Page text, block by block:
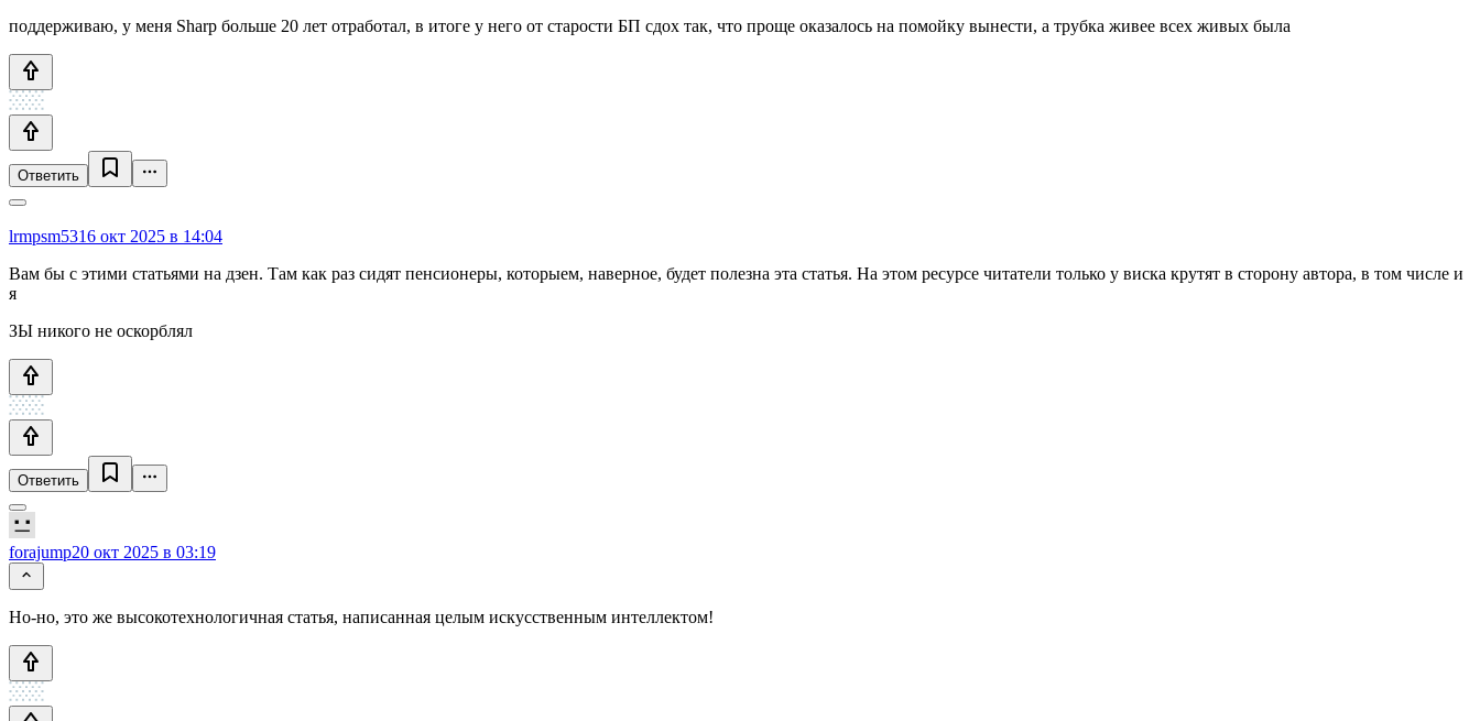
поддерживаю, у меня Sharp больше 20 лет отработал, в итоге у него от старости БП сдох так, что проще оказалось на помойку вынести, а трубка живее всех живых была
Ответить
lrmpsm5316 окт 2025 в 14:04
Вам бы с этими статьями на дзен. Там как раз сидят пенсионеры, которыем, наверное, будет полезна эта статья. На этом ресурсе читатели только у виска крутят в сторону автора, в том числе и
я
ЗЫ никого не оскорблял
Ответить
forajump20 окт 2025 в 03:19
Но-но, это же высокотехнологичная статья, написанная целым искусственным интеллектом!